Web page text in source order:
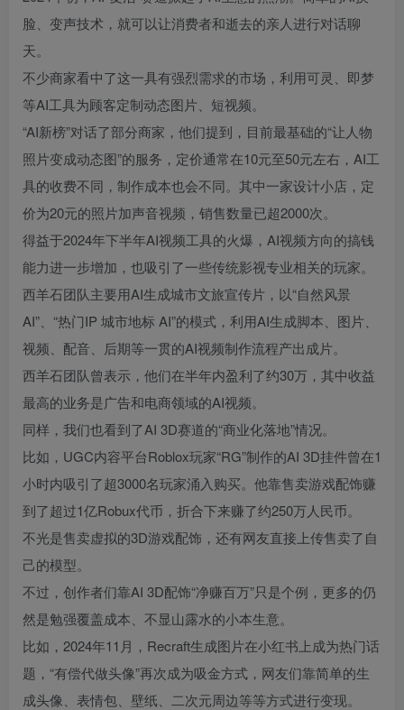
脸、变声技术，就可以让消费者和逝去的亲人进行对话聊
天。
不少商家看中了这一具有强烈需求的市场，利用可灵、即梦
等AI工具为顾客定制动态图片、短视频。
“AI新榜”对话了部分商家，他们提到，目前最基础的“让人物
照片变成动态图”的服务，定价通常在10元至50元左右，AI工
具的收费不同，制作成本也会不同。其中一家设计小店，定
价为20元的照片加声音视频，销售数量已超2000次。
得益于2024年下半年AI视频工具的火爆，AI视频方向的搞钱
能力进一步增加，也吸引了一些传统影视专业相关的玩家。
西羊石团队主要用AI生成城市文旅宣传片，以“自然风景
AI”、“热门IP 城市地标 AI”的模式，利用AI生成脚本、图片、
视频、配音、后期等一贯的AI视频制作流程产出成片。
西羊石团队曾表示，他们在半年内盈利了约30万，其中收益
最高的业务是广告和电商领域的AI视频。
同样，我们也看到了AI 3D赛道的“商业化落地”情况。
比如，UGC内容平台Roblox玩家“RG”制作的AI 3D挂件曾在1
小时内吸引了超3000名玩家涌入购买。他靠售卖游戏配饰赚
到了超过1亿Robux代币，折合下来赚了约250万人民币。
不光是售卖虚拟的3D游戏配饰，还有网友直接上传售卖了自
己的模型。
不过，创作者们靠AI 3D配饰“净赚百万”只是个例，更多的仍
然是勉强覆盖成本、不显山露水的小本生意。
比如，2024年11月，Recraft生成图片在小红书上成为热门话
题，“有偿代做头像”再次成为吸金方式，网友们靠简单的生
成头像、表情包、壁纸、二次元周边等等方式进行变现。